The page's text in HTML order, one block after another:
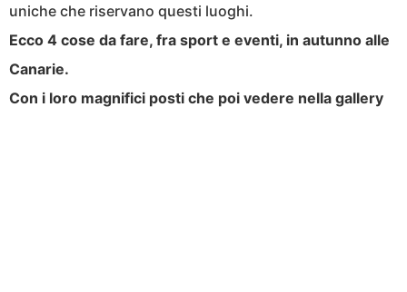
uniche che riservano questi luoghi.
Ecco 4 cose da fare, fra sport e eventi, in autunno alle
Canarie.
Con i loro magnifici posti che poi vedere nella gallery